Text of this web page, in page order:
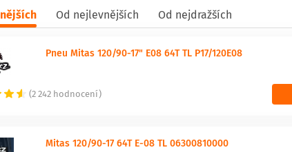
Od nejlevnějších Od nejdražších
(2 242 hodnocení)
Pneu Mitas 120/90-17" E08 64T TL P17/120E08
Mitas 120/90-17 64T E-08 TL 06300810000